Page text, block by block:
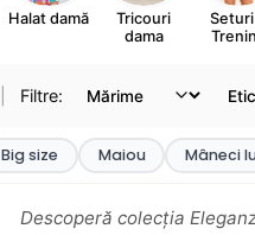
Halat damă
Tricouri
dama
Seturi
Filtre:
Big size Maiou Mâneci
Descoperă colecția